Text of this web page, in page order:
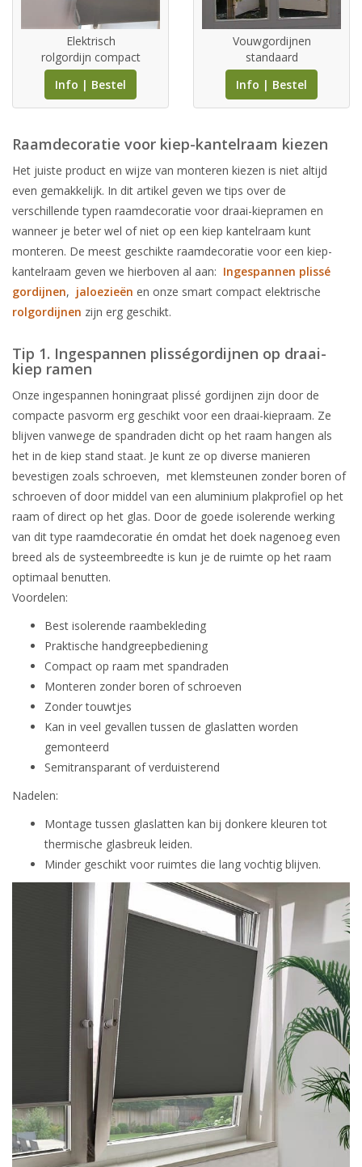
Elektrisch
rolgordijn compact
Info | Bestel
Vouwgordijnen
standaard
Info | Bestel
Raamdecoratie voor kiep-kantelraam kiezen
Het juiste product en wijze van monteren kiezen is niet altijd
even gemakkelijk. In dit artikel geven we tips over de
verschillende typen raamdecoratie voor draai-kiepramen en
wanneer je beter wel of niet op een kiep kantelraam kunt
monteren. De meest geschikte raamdecoratie voor een kiep-
kantelraam geven we hierboven al aan: Ingespannen plissé
gordijnen, jaloezieën en onze smart compact elektrische
rolgordijnen zijn erg geschikt.
Tip 1. Ingespannen plisségordijnen op draai-
kiep ramen
Onze ingespannen honingraat plissé gordijnen zijn door de
compacte pasvorm erg geschikt voor een draai-kiepraam. Ze
blijven vanwege de spandraden dicht op het raam hangen als
het in de kiep stand staat. Je kunt ze op diverse manieren
bevestigen zoals schroeven, met klemsteunen zonder boren of
schroeven of door middel van een aluminium plakprofiel op het
raam of direct op het glas. Door de goede isolerende werking
van dit type raamdecoratie én omdat het doek nagenoeg even
breed als de systeembreedte is kun je de ruimte op het raam
optimaal benutten.
Voordelen:
Best isolerende raambekleding
Praktische handgreepbediening
Compact op raam met spandraden
Monteren zonder boren of schroeven
Zonder touwtjes
Kan in veel gevallen tussen de glaslatten worden
gemonteerd
Semitransparant of verduisterend
Nadelen:
Montage tussen glaslatten kan bij donkere kleuren tot
thermische glasbreuk leiden.
Minder geschikt voor ruimtes die lang vochtig blijven.